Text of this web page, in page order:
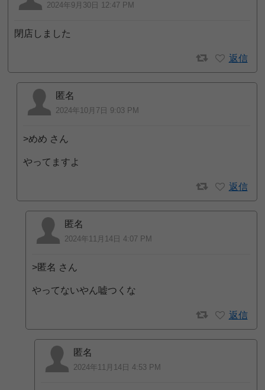
2024年9月30日 12:47 PM
閉店しました
返信
匿名
2024年10月7日 9:03 PM
>めめ さん
やってますよ
返信
匿名
2024年11月14日 4:07 PM
>匿名 さん
やってないやん嘘つくな
返信
匿名
2024年11月14日 4:53 PM